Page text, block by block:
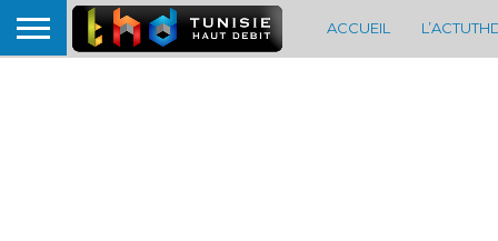
ACCUEIL